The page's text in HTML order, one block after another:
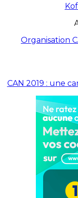
Organisation
CAN 2019 : une